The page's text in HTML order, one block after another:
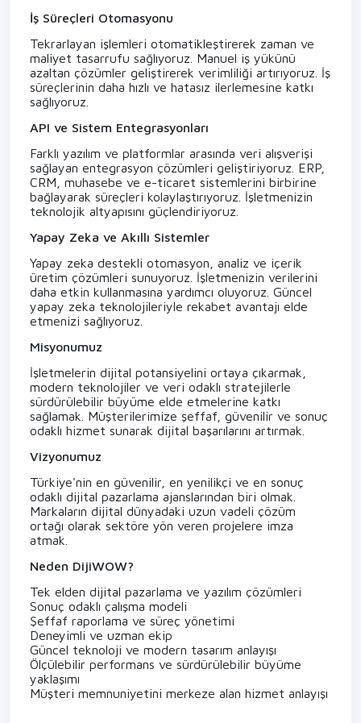
İş Süreçleri Otomasyonu
Tekrarlayan işlemleri otomatikleştirerek zaman ve
maliyet tasarrufu sağlıyoruz. Manuel iş yükünü
azaltan çözümler geliştirerek verimliliği artırıyoruz. İş
süreçlerinin daha hızlı ve hatasız ilerlemesine katkı
sağlıyoruz.
API ve Sistem Entegrasyonları
Farklı yazılım ve platformlar arasında veri alışverişi
sağlayan entegrasyon çözümleri geliştiriyoruz. ERP,
CRM, muhasebe ve e-ticaret sistemlerini birbirine
bağlayarak süreçleri kolaylaştırıyoruz. İşletmenizin
teknolojik altyapısını güçlendiriyoruz.
Yapay Zeka ve Akıllı Sistemler
Yapay zeka destekli otomasyon, analiz ve içerik
üretim çözümleri sunuyoruz. İşletmenizin verilerini
daha etkin kullanmasına yardımcı oluyoruz. Güncel
yapay zeka teknolojileriyle rekabet avantajı elde
etmenizi sağlıyoruz.
Misyonumuz
İşletmelerin dijital potansiyelini ortaya çıkarmak,
modern teknolojiler ve veri odaklı stratejilerle
sürdürülebilir büyüme elde etmelerine katkı
sağlamak. Müşterilerimize şeffaf, güvenilir ve sonuç
odaklı hizmet sunarak dijital başarılarını artırmak.
Vizyonumuz
Türkiye'nin en güvenilir, en yenilikçi ve en sonuç
odaklı dijital pazarlama ajanslarından biri olmak.
Markaların dijital dünyadaki uzun vadeli çözüm
ortağı olarak sektöre yön veren projelere imza
atmak.
Neden DijiWOW?
Tek elden dijital pazarlama ve yazılım çözümleri
Sonuç odaklı çalışma modeli
Şeffaf raporlama ve süreç yönetimi
Deneyimli ve uzman ekip
Güncel teknoloji ve modern tasarım anlayışı
Ölçülebilir performans ve sürdürülebilir büyüme
yaklaşımı
Müşteri memnuniyetini merkeze alan hizmet anlayışı